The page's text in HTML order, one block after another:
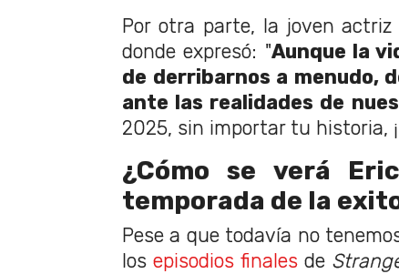
Por otra parte, la joven
donde expresó: "Aunque la
de derribarnos a menudo,
ante las realidades de
2025, sin importar tu historia,
¿Cómo se verá
temporada de la
Pese a que todavía no
los episodios finales de